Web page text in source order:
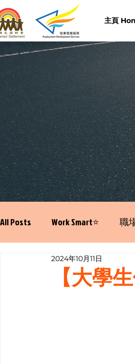
主頁
All Posts Work Smart⭐️ 職
寫履歷表嘅技巧📝【大學
2024年10月11日